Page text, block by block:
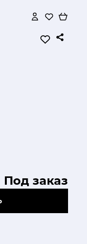
Под заказ